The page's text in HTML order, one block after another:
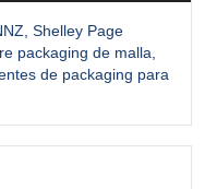
Shelley Page
packaging de malla,
de packaging para